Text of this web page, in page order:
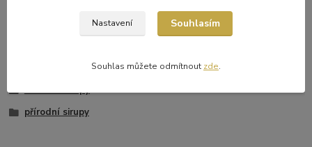
Přírodní sirupy
přírodní sirupy
Nastavení Souhlasím
Souhlas můžete odmítnout zde.